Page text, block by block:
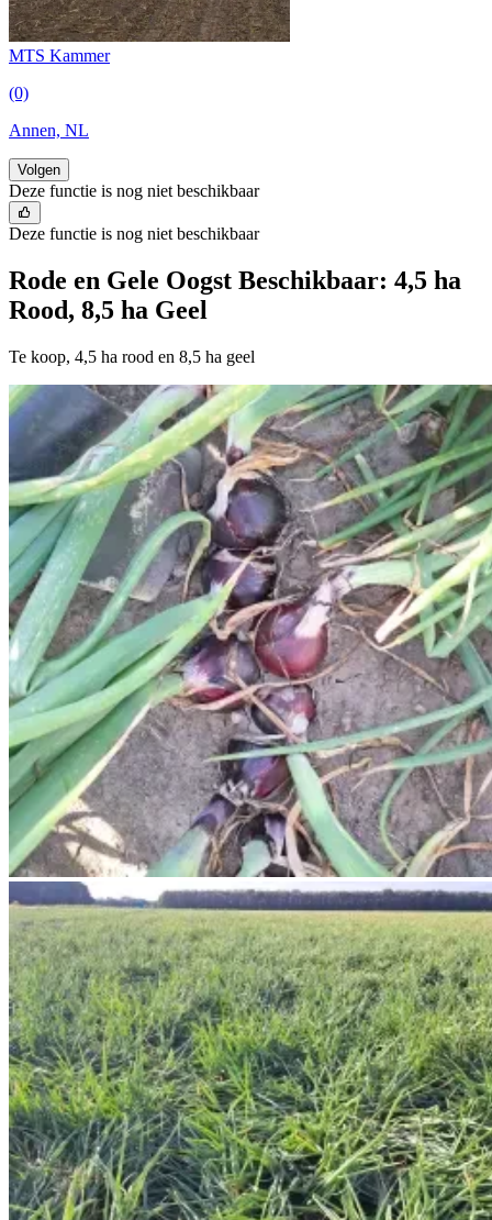
MTS Kammer
(0)
Annen, NL
Volgen
Deze functie is nog niet beschikbaar
Deze functie is nog niet beschikbaar
Rode en Gele Oogst Beschikbaar: 4,5 ha
Rood, 8,5 ha Geel
Te koop, 4,5 ha rood en 8,5 ha geel